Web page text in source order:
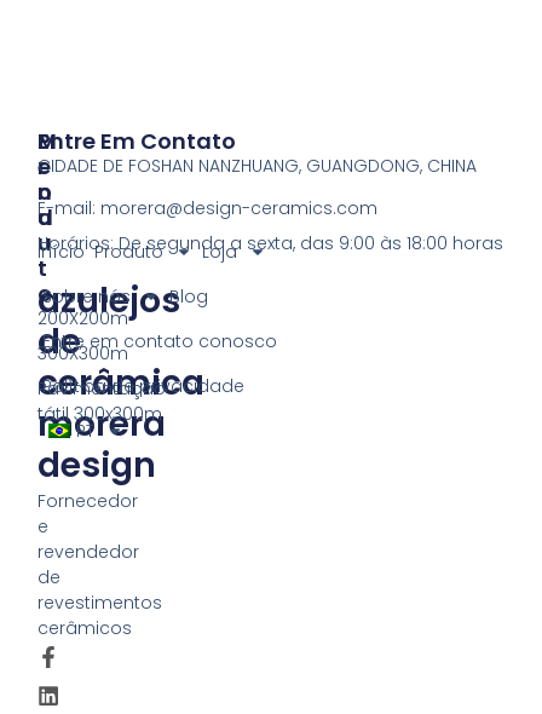
azulejos
de
cerâmica
morera
design
Fornecedor
e
revendedor
de
revestimentos
cerâmicos
P
R
O
D
U
T
O
200X200m
300X300m
Pavimentação
tátil 300x300m
M
E
N
U
Início Produto
Loja
Sobre nós
Blog
Entre em contato conosco
Política de privacidade
PT
Entre Em Contato
CIDADE DE FOSHAN NANZHUANG, GUANGDONG, CHINA
E-mail: morera@design-ceramics.com
Horários: De segunda a sexta, das 9:00 às 18:00 horas